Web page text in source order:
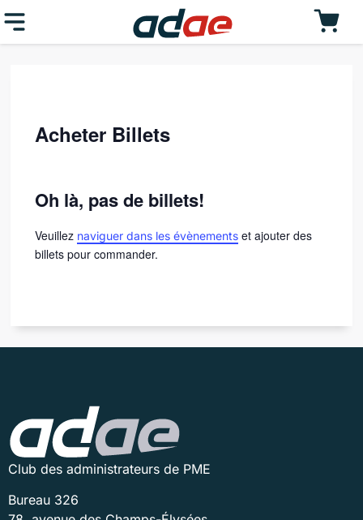
Acheter Billets
Oh là, pas de billets!
Veuillez naviguer dans les évènements et ajouter des
billets pour commander.
Club des administrateurs de PME
Bureau 326